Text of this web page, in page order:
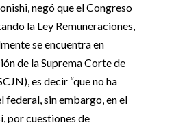
negó que el Congreso
la Ley Remuneraciones,
se encuentra en
de la Suprema Corte de
es decir “que no ha
federal, sin embargo, en el
por cuestiones de